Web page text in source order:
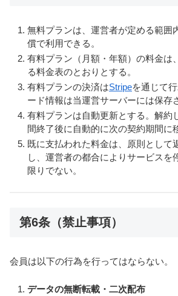
無料プランは、運営者が定める範囲
償で利用できる。
有料プラン（月額・年額）の料金は
る料金表のとおりとする。
有料プランの決済はStripeを通じて
ード情報は当運営サーバーには保存
有料プランは自動更新とする。解約
間終了後に自動的に次の契約期間に
既に支払われた料金は、原則として
し、運営者の都合によりサービスを
限りでない。
第6条（禁止事項）
会員は以下の行為を行ってはならない。
データの無断転載・二次配布